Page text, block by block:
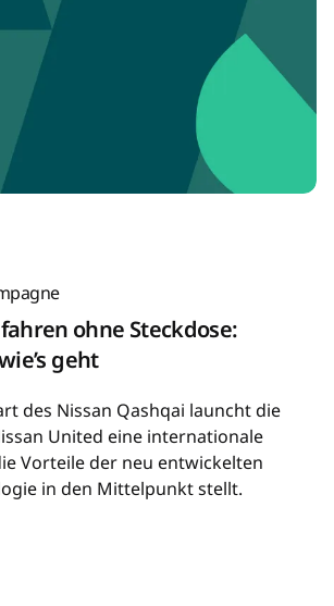
ohne Steckdose:
geht
des Nissan Qashqai launcht die
United eine internationale
Vorteile der neu entwickelten
in den Mittelpunkt stellt.